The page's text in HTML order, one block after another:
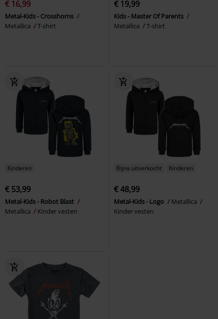
€ 16,99
Metal-Kids - Crosshorns
Metallica
T-shirt
€ 19,99
Kids - Master Of Parents
Metallica
T-shirt
Kinderen
€ 53,99
Metal-Kids - Robot Blast
Metallica
Kinder vesten
Bijna uitverkocht Kinderen
€ 48,99
Metal-Kids - Logo
Metallica
Kinder vesten